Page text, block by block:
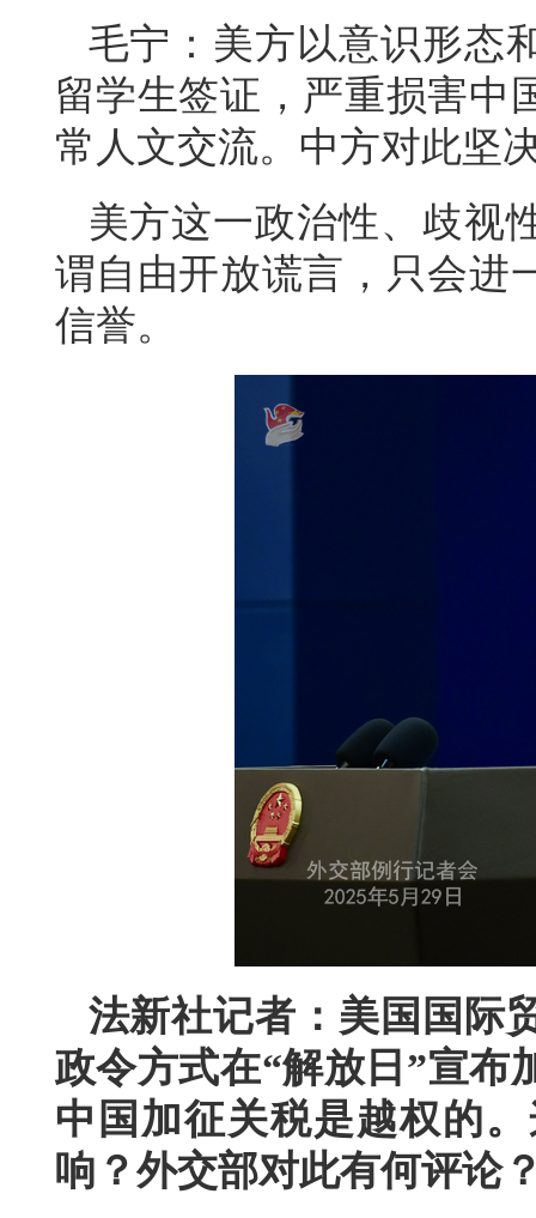
毛宁：美方以意识形态
留学生签证，严重损害中
常人文交流。中方对此坚
美方这一政治性、歧视
谓自由开放谎言，只会进
信誉。
法新社记者：美国国际
政令方式在“解放日”宣布
中国加征关税是越权的
响？外交部对此有何评论